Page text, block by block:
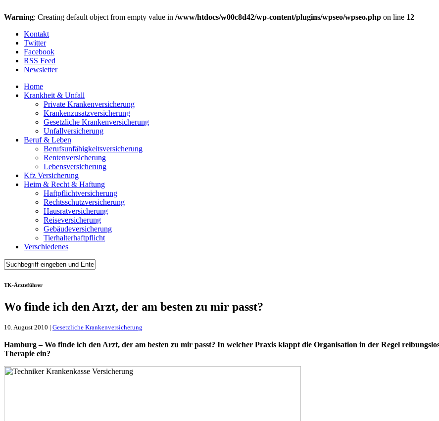
Warning: Creating default object from empty value in /www/htdocs/w00c8d42/wp-content/plugins/wpseo/wpseo.php on line 12
Kontakt
Twitter
Facebook
RSS Feed
Newsletter
Home
Krankheit & Unfall
Private Krankenversicherung
Krankenzusatzversicherung
Gesetzliche Krankenversicherung
Unfallversicherung
Beruf & Leben
Berufsunfähigkeitsversicherung
Rentenversicherung
Lebensversicherung
Kfz Versicherung
Heim & Recht & Haftung
Haftpflichtversicherung
Rechtsschutzversicherung
Hausratversicherung
Reiseversicherung
Gebäudeversicherung
Tierhalterhaftpflicht
Verschiedenes
TK-Ärzteführer
Wo finde ich den Arzt, der am besten zu mir passt?
10. August 2010 | Gesetzliche Krankenversicherung
Hamburg – Wo finde ich den Arzt, der am besten zu mir passt? In welcher Praxis klappt die Organisation in der Regel
Therapie ein?